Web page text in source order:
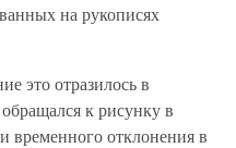
на рукописях
это отразилось в
к рисунку в
временного отклонения в